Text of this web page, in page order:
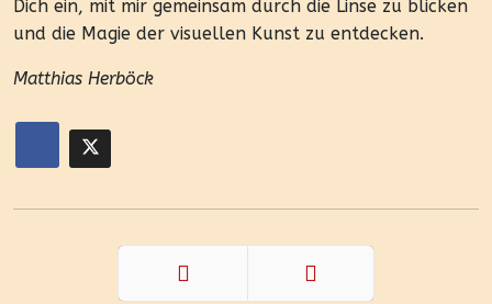
Dich ein, mit mir gemeinsam durch die Linse zu blicken
und die Magie der visuellen Kunst zu entdecken.
Matthias Herböck